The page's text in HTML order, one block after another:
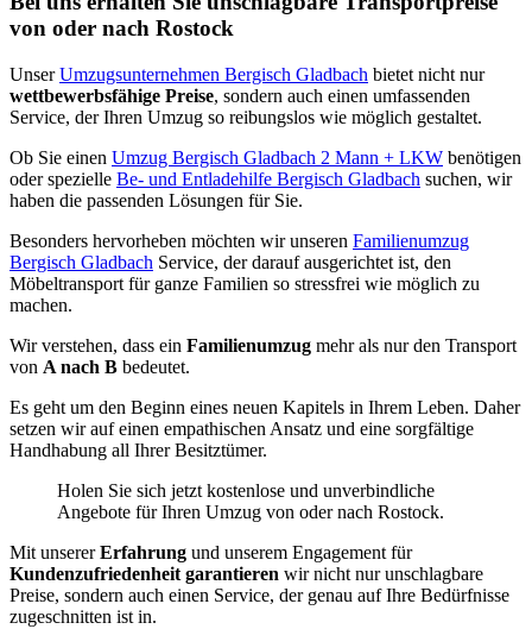
von oder nach Rostock
UnserUmzugsunternehmen Bergisch Gladbach bietet nicht nur
wettbewerbsfähige Preise, sondern auch einen umfassenden
Service, der Ihren Umzug so reibungslos wie möglich gestaltet.
Ob Sie einen Umzug Bergisch Gladbach 2 Mann + LKW benötigen
oder spezielle Be- und Entladehilfe Bergisch Gladbach suchen, wir
haben die passenden Lösungen für Sie.
Besonders hervorheben möchten wir unseren Familienumzug
Bergisch Gladbach Service, der darauf ausgerichtet ist, den
Möbeltransport für ganze Familien so stressfrei wie möglich zu
machen.
Wir verstehen, dass ein Familienumzug mehr als nur den Transport
von A nach B bedeutet.
Es geht um den Beginn eines neuen Kapitels in Ihrem Leben. Daher
setzen wir auf einen empathischen Ansatz und eine sorgfältige
Handhabung all Ihrer Besitztümer.
Holen Sie sich jetzt kostenlose und unverbindliche
Angebote für Ihren Umzug von oder nach Rostock.
Mit unsererErfahrung und unserem Engagement für
Kundenzufriedenheit garantieren wir nicht nur unschlagbare
Preise, sondern auch einen Service, der genau auf Ihre Bedürfnisse
zugeschnitten ist in.